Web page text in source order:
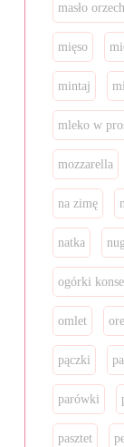
masło
mięso
mintaj
mleko w
mozzarella
na zimę
natka
ogórki
omlet
pączki
parówki
pasztet